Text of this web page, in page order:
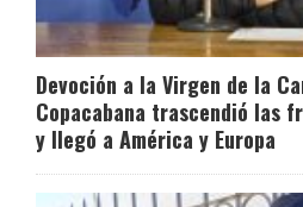
Devoción a la Virgen de la
Copacabana trascendió las
y llegó a América y Europa